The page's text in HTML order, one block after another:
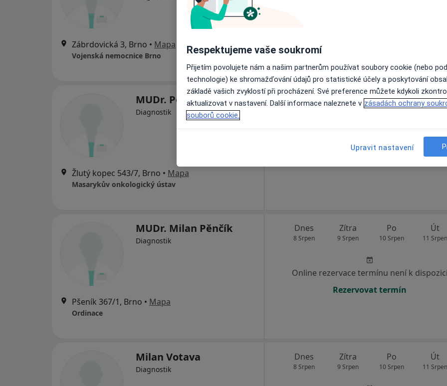
Zábrdovická 3, Brno • Mapa
Vojenská nemocnice Brno
MUDr. Petra Hübnerová
Diagnostik
Žlutý kopec 543/7, Brno • Mapa
Masarykův onkologický ústav
Dnes Zítra Po
10 Srpen
Út
11
Online rezervace termínu není k
MUDr. Milan Pěnčík
Diagnostik
Pšeník 367/1, Brno • Mapa
Ordinace
Dnes
8 Srpen
Zítra
9 Srpen
Po
10 Srpen
Út
11 Srpen
Online rezervace termínu není k dispozici
Rezervovat termín
Milan Votava
Diagnostik
Dnes
8 Srpen
Zítra
9 Srpen
Po
10 Srpen
Út
11 Srpen
Respektujeme vaše soukromí
Přijetím povolujete nám a našim partnerům používat soubory cookie (nebo
technologie) ke shromažďování údajů pro statistické účely a poskytování
základě vašich zvyklostí při procházení. Své preference můžete kdykoli
aktualizovat v nastavení. Další informace naleznete v zásadách ochrany
souborů cookie.
Upravit nastavení